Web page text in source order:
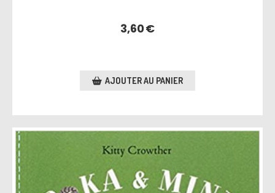
3,60€
AJOUTER AU PANIER